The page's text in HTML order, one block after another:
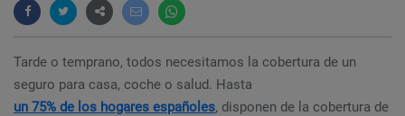
Tarde o temprano, todos necesitamos la cobertura de un
seguro para casa, coche o salud. Hasta
un 75% de los hogares españoles, disponen de la cobertura de